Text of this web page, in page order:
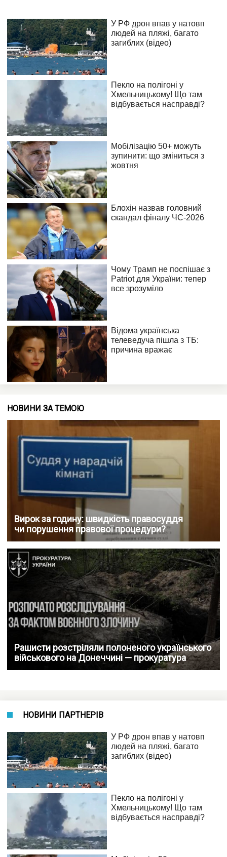
НОВИНИ ЗА ТЕМОЮ
Вирок за годину: швидкість правосуддя
чи порушення правової процедури?
Рашисти розстріляли полоненого українського
військового на Донеччині — прокуратура
НОВИНИ ПАРТНЕРІВ